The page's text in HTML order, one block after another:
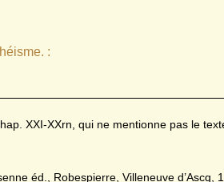
:
XXI-XXrn, qui ne mentionne pas le
éd., Robespierre, Villeneuve d’Ascq,